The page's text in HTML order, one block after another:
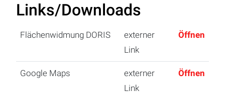
Links/Downloads
Flächenwidmung DORIS
externer
Link
Öffnen
Google Maps
externer
Link
Öffnen